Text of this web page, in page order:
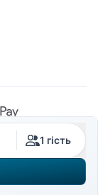
1 гість
© 2026 Crovillas GmbH